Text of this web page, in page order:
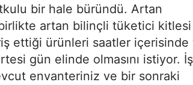
bir hale büründü. Artan
artan bilinçli tüketici kitlesi
ettiği ürünleri saatler içerisinde
gün elinde olmasını istiyor.
envanteriniz ve bir sonraki